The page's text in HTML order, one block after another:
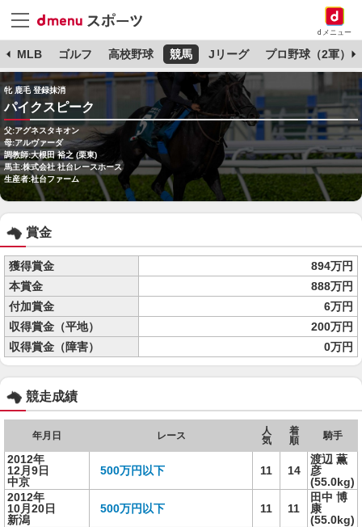
dメニュー
MLB ゴルフ 高校野球 競馬 Jリーグ プロ野球（2軍）
牝 鹿毛 登録抹消
パイクスピーク
父:アグネスタキオン
母:アルヴァーダ
調教師:大根田 裕之 (栗東)
馬主:株式会社 社台レースホース
生産者:社台ファーム
賞金
獲得賞金
894万円
本賞金
888万円
付加賞金
6万円
収得賞金（平地）
200万円
収得賞金（障害）
0万円
競走成績
年月日 レース
人
気
着
順
騎手
2012年
12月9日
中京
500万円以下 11 14
渡辺 薫
彦
(55.0kg)
2012年
10月20日
新潟
500万円以下 11 11
田中 博
康
(55.0kg)